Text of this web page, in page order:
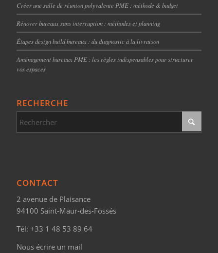
Créer une salle de réunion polyvalente PME : méthode & budget
Rénover bureaux sans interruption : méthodes et planning
Étapes design build bureaux : du diagnostic à la livraison
Aménagement bureaux PME : les règles indispensables pour structurer
vos espaces
RECHERCHE
CONTACT
2 avenue de Plaisance
94100 Saint-Maur-des-Fossés
Tél: +33 1 48 53 89 64
Nous écrire un mail